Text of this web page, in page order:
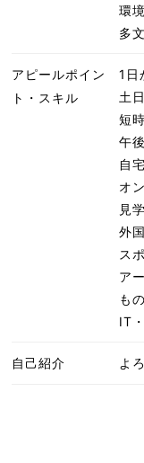
環
多
アピールポイン
ト・スキル
1日
土
短
午
自
オ
見
外
ス
ア
も
IT
自己紹介 よ